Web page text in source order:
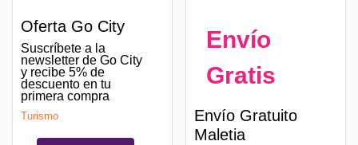
Oferta Go City
Suscríbete a la
newsletter de Go City
y recibe 5% de
descuento en tu
primera compra
Turismo
Envío
Gratis
Envío Gratuito
Maletia